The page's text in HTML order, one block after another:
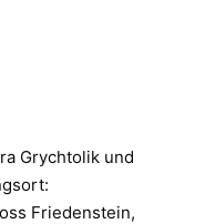
Grychtolik und
Friedenstein,